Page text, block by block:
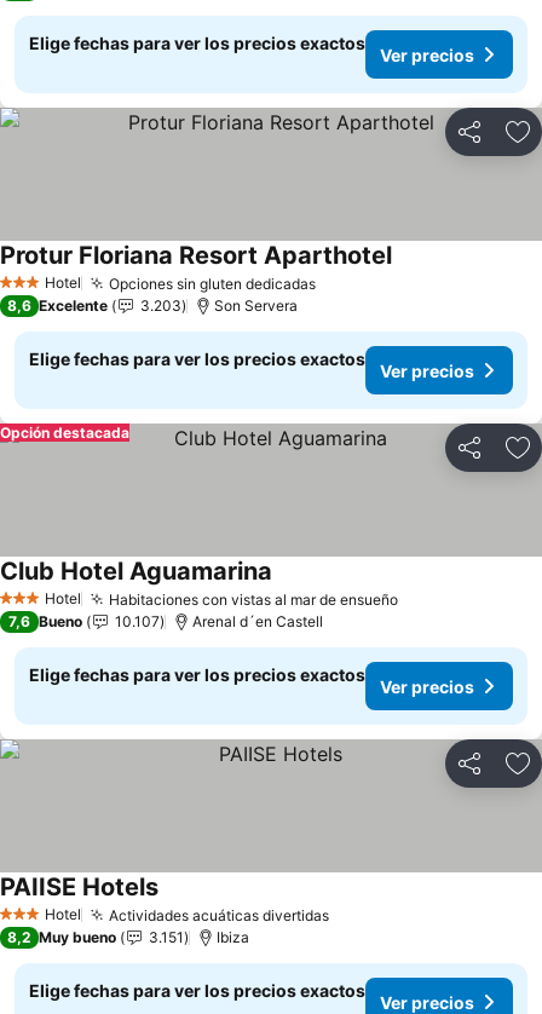
Elige fechas para ver los precios exactos
Ver precios
Compartir
3 Estrellas
Hotel Opciones sin gluten dedicadas
Protur Floriana Resort Aparthotel
8,6 Excelente 3.203 Son Servera
Elige fechas para ver los precios exactos
Ver precios
Compartir
Opción destacada
3 Estrellas
Hotel Habitaciones con vistas al mar de ensueño
Club Hotel Aguamarina
7,6 Bueno 10.107 Arenal d´en Castell
Elige fechas para ver los precios exactos
Ver precios
Compartir
3 Estrellas
Hotel Actividades acuáticas divertidas
PAIISE Hotels
8,2 Muy bueno 3.151 Ibiza
Elige fechas para ver los precios exactos
Ver precios